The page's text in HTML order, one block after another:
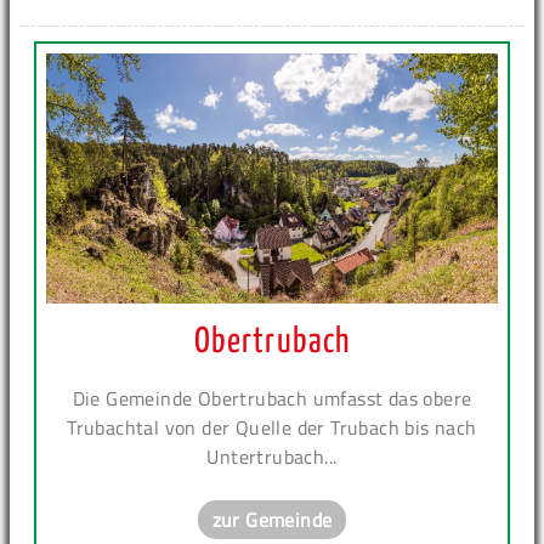
Obertrubach
Die Gemeinde Obertrubach umfasst das obere
Trubachtal von der Quelle der Trubach bis nach
Untertrubach...
zur Gemeinde